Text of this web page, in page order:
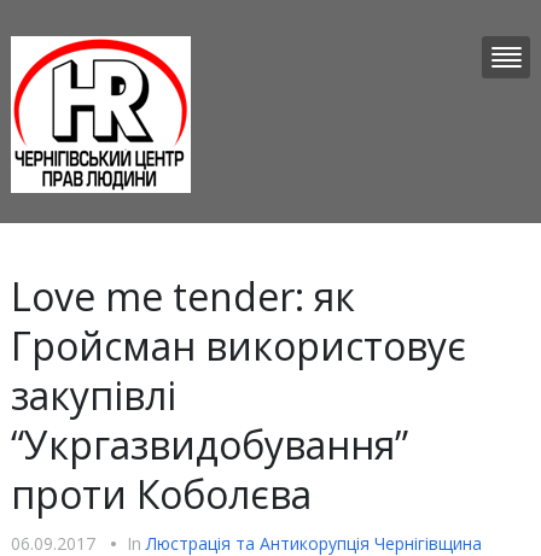
Love me tender: як
Гройсман використовує
закупівлі
“Укргазвидобування”
проти Коболєва
06.09.2017 • InЛюстрацiя та Антикорупцiя Чернігівщина